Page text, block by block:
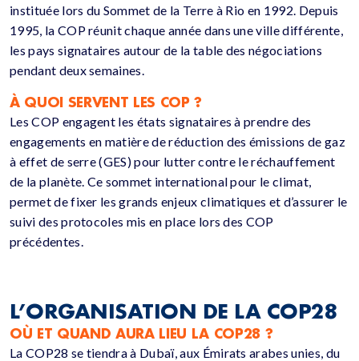
instituée lors du Sommet de la Terre à Rio en 1992. Depuis
1995, la COP réunit chaque année dans une ville différente,
les pays signataires autour de la table des négociations
pendant deux semaines.
À QUOI SERVENT LES COP ?
Les COP engagent les états signataires à prendre des
engagements en matière de réduction des émissions de gaz
à effet de serre (GES) pour lutter contre le réchauffement
de la planète. Ce sommet international pour le climat,
permet de fixer les grands enjeux climatiques et d’assurer le
suivi des protocoles mis en place lors des COP
précédentes.
L’ORGANISATION DE LA COP28
OÙ ET QUAND AURA LIEU LA COP28 ?
La COP28 se tiendra à Dubaï, aux Émirats arabes unies, du